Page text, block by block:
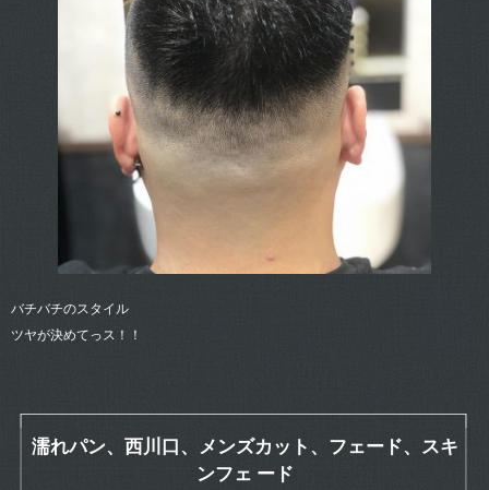
バチバチのスタイル
ツヤが決めてっス！！
濡れパン、西川口、メンズカット、フェード、スキ
ンフェ ード